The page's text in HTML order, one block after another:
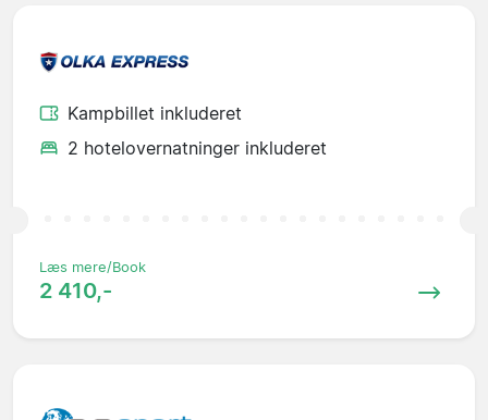
Kampbillet inkluderet
2 hotelovernatninger inkluderet
Læs mere/Book
2 410,-